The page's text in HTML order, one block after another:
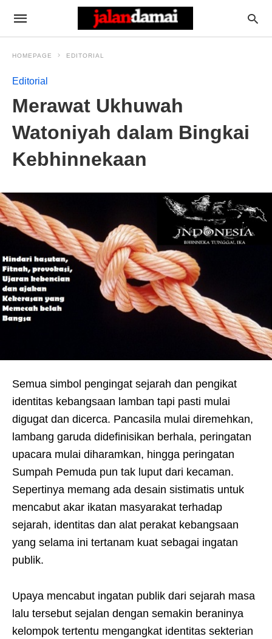
HOMEPAGE EDITORIAL
Editorial
Merawat Ukhuwah
Watoniyah dalam Bingkai
Kebhinnekaan
Semua simbol pengingat sejarah dan pengikat
identitas kebangsaan lamban tapi pasti mulai
digugat dan dicerca. Pancasila mulai diremehkan,
lambang garuda didefinisikan berhala, peringatan
upacara mulai diharamkan, hingga peringatan
Sumpah Pemuda pun tak luput dari kecaman.
Sepertinya memang ada desain sistimatis untuk
mencabut akar ikatan masyarakat terhadap
sejarah, identitas dan alat perakat kebangsaan
yang selama ini tertanam kuat sebagai ingatan
publik.
Upaya mencabut ingatan publik dari sejarah masa
lalu tersebut sejalan dengan semakin beraninya
kelompok tertentu mengangkat identitas sekterian